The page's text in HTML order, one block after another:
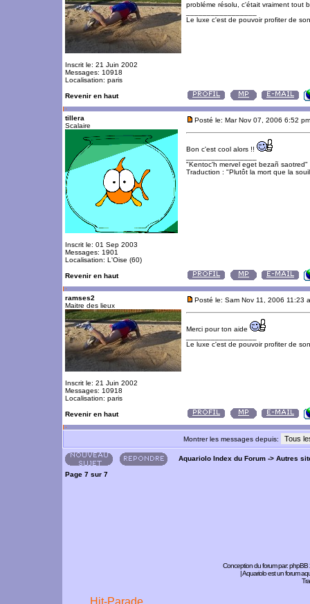
Inscrit le: 21 Juin 2002
Messages: 10918
Localisation: paris
probléme résolu, c'était vraiment tout
Le luxe c'est de pouvoir profiter de
Revenir en haut
tillera
Scalaire
Inscrit le: 01 Sep 2003
Messages: 1901
Localisation: L'Oise (60)
Posté le: Mar Nov 07, 2006 6:52 pm
Bon c'est cool alors !!
"Kentoc'h mervel eget bezañ saotred"
Traduction : "Plutôt la mort que la
Revenir en haut
ramses2
Maitre des lieux
Inscrit le: 21 Juin 2002
Messages: 10918
Localisation: paris
Posté le: Sam Nov 11, 2006 11:23
Merci pour ton aide
Le luxe c'est de pouvoir profiter de
Revenir en haut
Montrer les messages depuis:
Aquariolo Index du Forum -> Autres
Page 7 sur 7
Conception du forum par:phpBB
| Aquariolo est un forum